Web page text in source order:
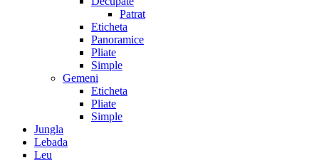
Patrat
Eticheta
Panoramice
Pliate
Simple
Gemeni
Eticheta
Pliate
Simple
Jungla
Lebada
Leu